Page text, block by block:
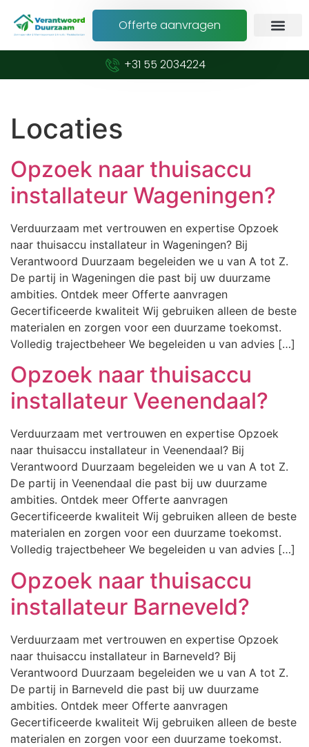
Offerte aanvragen
+31 55 2034224
Locaties
Opzoek naar thuisaccu
installateur Wageningen?
Verduurzaam met vertrouwen en expertise Opzoek
naar thuisaccu installateur in Wageningen? Bij
Verantwoord Duurzaam begeleiden we u van A tot Z.
De partij in Wageningen die past bij uw duurzame
ambities. Ontdek meer Offerte aanvragen
Gecertificeerde kwaliteit Wij gebruiken alleen de beste
materialen en zorgen voor een duurzame toekomst.
Volledig trajectbeheer We begeleiden u van advies […]
Opzoek naar thuisaccu
installateur Veenendaal?
Verduurzaam met vertrouwen en expertise Opzoek
naar thuisaccu installateur in Veenendaal? Bij
Verantwoord Duurzaam begeleiden we u van A tot Z.
De partij in Veenendaal die past bij uw duurzame
ambities. Ontdek meer Offerte aanvragen
Gecertificeerde kwaliteit Wij gebruiken alleen de beste
materialen en zorgen voor een duurzame toekomst.
Volledig trajectbeheer We begeleiden u van advies […]
Opzoek naar thuisaccu
installateur Barneveld?
Verduurzaam met vertrouwen en expertise Opzoek
naar thuisaccu installateur in Barneveld? Bij
Verantwoord Duurzaam begeleiden we u van A tot Z.
De partij in Barneveld die past bij uw duurzame
ambities. Ontdek meer Offerte aanvragen
Gecertificeerde kwaliteit Wij gebruiken alleen de beste
materialen en zorgen voor een duurzame toekomst.